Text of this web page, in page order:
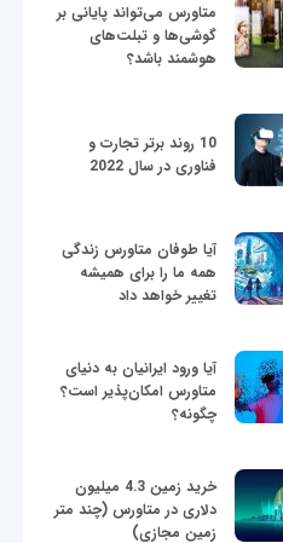
متاورس می‌تواند پایانی بر
گوشی‌ها و تبلت‌های
هوشمند باشد؟
10 روند برتر تجارت و
فناوری در سال 2022
آیا طوفان متاورس زندگی
همه ما را برای همیشه
تغییر خواهد داد
آیا ورود ایرانیان به دنیای
متاورس امکان‌پذیر است؟
چگونه؟
خرید زمین 4.3 میلیون
دلاری در متاورس (چند متر
زمین مجازی)